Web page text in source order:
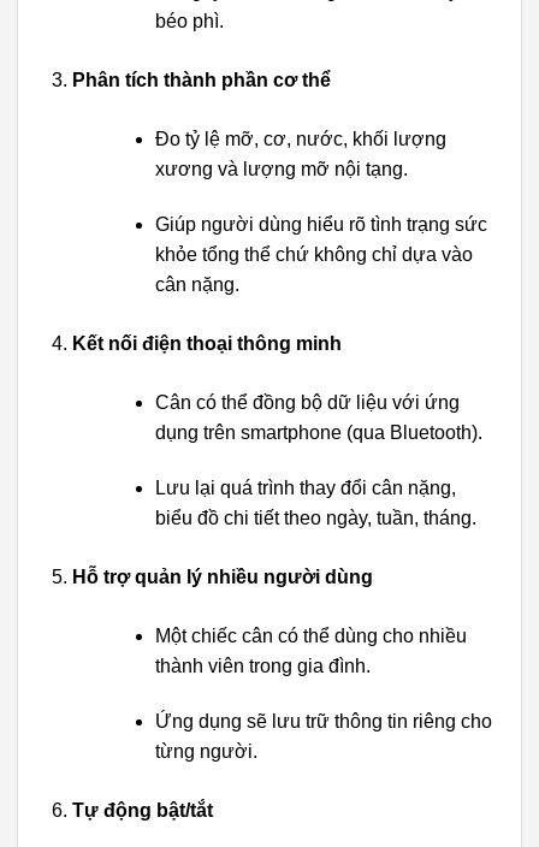
béo phì.
Phân tích thành phần cơ thể
Đo tỷ lệ mỡ, cơ, nước, khối lượng
xương và lượng mỡ nội tạng.
Giúp người dùng hiểu rõ tình trạng sức
khỏe tổng thể chứ không chỉ dựa vào
cân nặng.
Kết nối điện thoại thông minh
Cân có thể đồng bộ dữ liệu với ứng
dụng trên smartphone (qua Bluetooth).
Lưu lại quá trình thay đổi cân nặng,
biểu đồ chi tiết theo ngày, tuần, tháng.
Hỗ trợ quản lý nhiều người dùng
Một chiếc cân có thể dùng cho nhiều
thành viên trong gia đình.
Ứng dụng sẽ lưu trữ thông tin riêng cho
từng người.
Tự động bật/tắt